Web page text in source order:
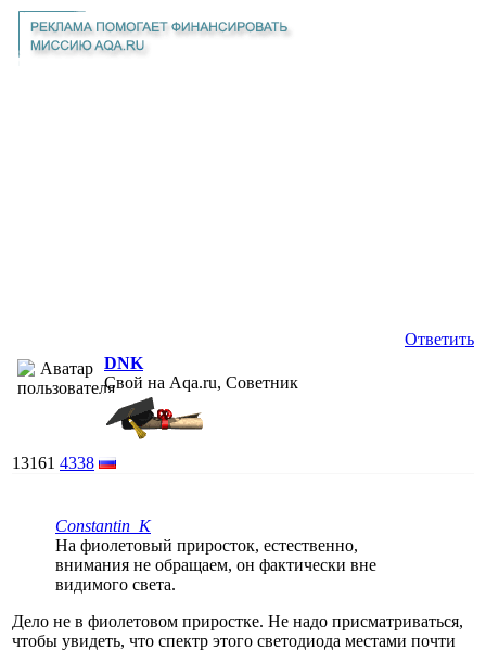
Ответить
DNK
Свой на Aqa.ru, Советник
13161 4338
Constantin_K
На фиолетовый приросток, естественно,
внимания не обращаем, он фактически вне
видимого света.
Дело не в фиолетовом приростке. Не надо присматриваться,
чтобы увидеть, что спектр этого светодиода местами почти